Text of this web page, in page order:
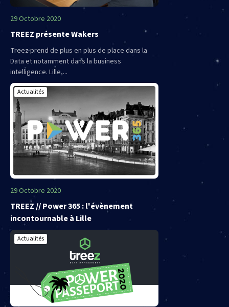
29 Octobre 2020
TREEZ présente Wakers
Treez prend de plus en plus de place dans la
Data et notamment dans la business
intelligence. Lille,...
Actualités
29 Octobre 2020
TREEZ // Power 365 : l'évènement
incontournable à Lille
Actualités